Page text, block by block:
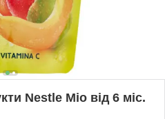
Nestle Mio від 6 міс.